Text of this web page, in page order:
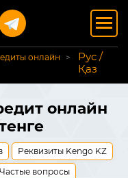
онлайн
Рус /
Қаз
онлайн
Реквизиты Kengo KZ
Частые вопросы